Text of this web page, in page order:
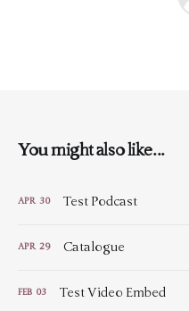
You might also like...
APR 30 Test Podcast
APR 29 Catalogue
FEB 03 Test Video Embed